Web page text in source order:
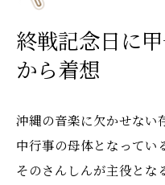
終戦記念日に
から着想
沖縄の音楽に欠かせない
中行事の母体となってい
そのさんしんが主役とな